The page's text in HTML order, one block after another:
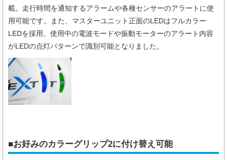
載。走行時間を通知するアラームや各種センサーのアラートに使
用可能です。また、マスターユニット正面のLEDはフルカラー
LEDを採用。使用中の電波モードや振動モーターのアラート内容
がLEDの点灯パターンで識別可能となりました。
■お好みのカラーグリップ2に付け替え可能